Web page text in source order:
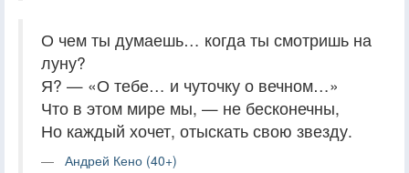
О чем ты думаешь… когда ты смотришь на
луну?
Я? — «О тебе… и чуточку о вечном…»
Что в этом мире мы, — не бесконечны,
Но каждый хочет, отыскать свою звезду.
Андрей Кено (40+)